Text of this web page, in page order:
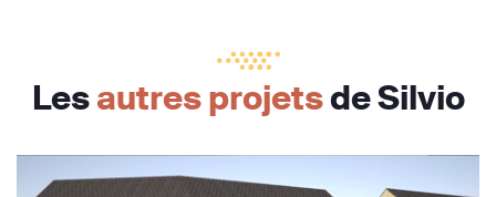
Lesautres projetsde Silvio